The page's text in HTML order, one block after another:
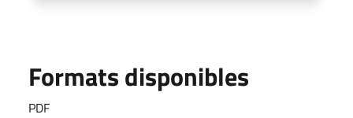
Formats disponibles
PDF